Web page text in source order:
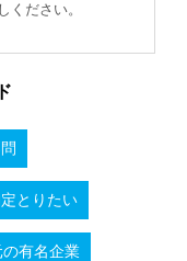
ください。
とりたい
有名企業